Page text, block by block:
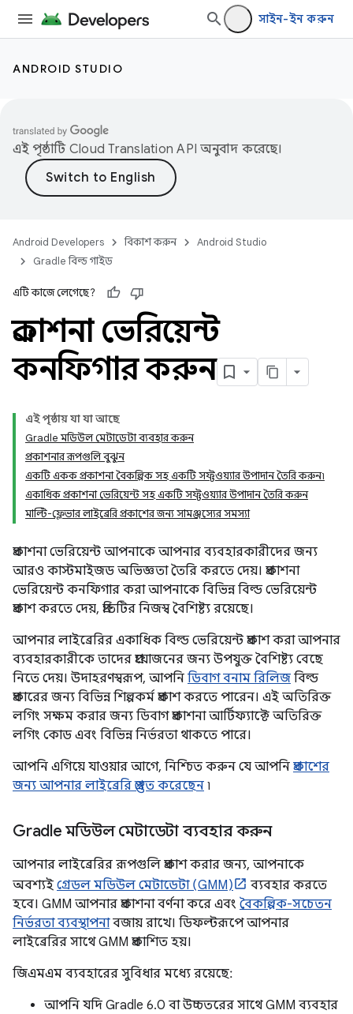
সাইন-ইন করুন
ANDROID STUDIO
এই পৃষ্ঠাটি Cloud Translation API অনুবাদ করেছে।
Android Developers বিকাশ করুন
Android Studio
Gradle বিল্ড গাইড
এটি কাজে লেগেছে?
প্রকাশনা ভেরিয়েন্ট
কনফিগার করুন
এই পৃষ্ঠায় যা যা আছে
Gradle মডিউল মেটাডেটা ব্যবহার করুন
প্রকাশনার রূপগুলি বুঝুন
একটি একক প্রকাশনা বৈকল্পিক সহ একটি সফ্টওয়্যার উপাদান তৈরি করুন৷
একাধিক প্রকাশনা ভেরিয়েন্ট সহ একটি সফ্টওয়্যার উপাদান তৈরি করুন
মাল্টি-ফ্লেভার লাইব্রেরি প্রকাশের জন্য সামঞ্জস্যের সমস্যা
প্রকাশনা ভেরিয়েন্ট আপনাকে আপনার ব্যবহারকারীদের জন্য
আরও কাস্টমাইজড অভিজ্ঞতা তৈরি করতে দেয়। প্রকাশনা
ভেরিয়েন্ট কনফিগার করা আপনাকে বিভিন্ন বিল্ড ভেরিয়েন্ট
প্রকাশ করতে দেয়, প্রতিটির নিজস্ব বৈশিষ্ট্য রয়েছে।
আপনার লাইব্রেরির একাধিক বিল্ড ভেরিয়েন্ট প্রকাশ করা আপনার
ব্যবহারকারীকে তাদের প্রয়োজনের জন্য উপযুক্ত বৈশিষ্ট্য বেছে
নিতে দেয়। উদাহরণস্বরূপ, আপনি ডিবাগ বনাম রিলিজ বিল্ড
প্রকারের জন্য বিভিন্ন শিল্পকর্ম প্রকাশ করতে পারেন। এই অতিরিক্ত
লগিং সক্ষম করার জন্য ডিবাগ প্রকাশনা আর্টিফ্যাক্টে অতিরিক্ত
লগিং কোড এবং বিভিন্ন নির্ভরতা থাকতে পারে।
আপনি এগিয়ে যাওয়ার আগে, নিশ্চিত করুন যে আপনি প্রকাশের
জন্য আপনার লাইব্রেরি প্রস্তুত করেছেন ৷
Gradle মডিউল মেটাডেটা ব্যবহার করুন
আপনার লাইব্রেরির রূপগুলি প্রকাশ করার জন্য, আপনাকে
অবশ্যই গ্রেডল মডিউল মেটাডেটা (GMM)
ব্যবহার করতে
হবে। GMM আপনার প্রকাশনা বর্ণনা করে এবং বৈকল্পিক-সচেতন
নির্ভরতা ব্যবস্থাপনাবজায় রাখে। ডিফল্টরূপে আপনার
লাইব্রেরির সাথে GMM প্রকাশিত হয়।
জিএমএম ব্যবহারের সুবিধার মধ্যে রয়েছে:
আপনি যদি Gradle 6.0 বা উচ্চতরের সাথে GMM ব্যবহার